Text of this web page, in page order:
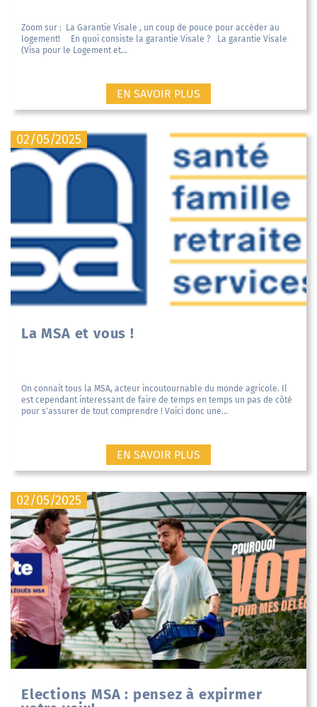
Zoom sur : La Garantie Visale , un coup de pouce pour accéder au
logement! En quoi consiste la garantie Visale ? La garantie Visale
(Visa pour le Logement et...
EN SAVOIR PLUS
02/05/2025
La MSA et vous !
On connait tous la MSA, acteur incoutournable du monde agricole. Il
est cependant interessant de faire de temps en temps un pas de côté
pour s'assurer de tout comprendre ! Voici donc une...
EN SAVOIR PLUS
02/05/2025
Elections MSA : pensez à expirmer